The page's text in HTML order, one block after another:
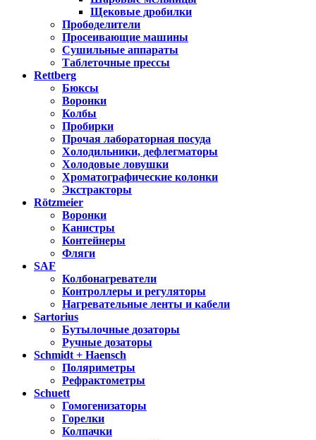
Щековые дробилки
Прободелители
Просеивающие машины
Сушильные аппараты
Таблеточные прессы
Rettberg
Бюксы
Воронки
Колбы
Пробирки
Прочая лабораторная посуда
Холодильники, дефлегматоры
Холодовые ловушки
Хроматографические колонки
Экстракторы
Rötzmeier
Воронки
Канистры
Контейнеры
Фляги
SAF
Колбонагреватели
Контроллеры и регуляторы
Нагревательные ленты и кабели
Sartorius
Бутылочные дозаторы
Ручные дозаторы
Schmidt + Haensch
Поляриметры
Рефрактометры
Schuett
Гомогенизаторы
Горелки
Колпачки